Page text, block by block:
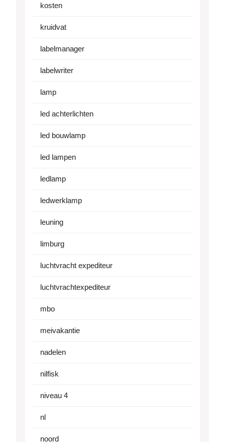
kosten
kruidvat
labelmanager
labelwriter
lamp
led achterlichten
led bouwlamp
led lampen
ledlamp
ledwerklamp
leuning
limburg
luchtvracht expediteur
luchtvrachtexpediteur
mbo
meivakantie
nadelen
nilfisk
niveau 4
nl
noord